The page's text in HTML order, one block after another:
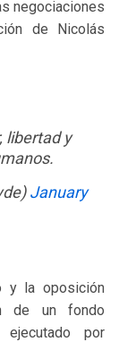
negociaciones
de Nicolás
libertad y
January
y la oposición
de un fondo
por